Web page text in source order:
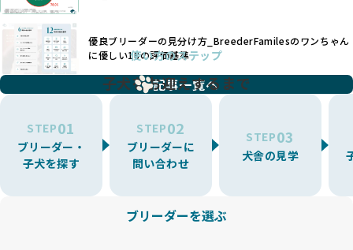
ング手法は、ワンちゃんの福祉を無視し、利益のみを追求す
るブリーダーによるものが多く、消費者にとっても深刻な課
題となっています。
BreederFamiliesでは、こうしたワンちゃんに優しくないブ
リーディングをなくすため、すべてのワンちゃんを家族のよ
うに大切に飼育・繁殖を行っている「優良ブリーダー」のみ
BreederFamiliesでは、アニマルウェルフェアを最優先に考
えた6つの絶対基準と12の総合基準を設定しています。これに
ことを徹底しています。
BreederFamiliesでは、以下の6項目を必須条件とし、これら
繁殖を行い、各犬種の特徴を熟知しています。これにより、
犬種ごとの健康管理や繁殖において質の高いケアを提供する
ことが可能です。
一方、営利優先ブリーダーは流行や需要に応じて扱う犬種を
増やす傾向があり、犬種ごとに異なる健康問題や適切な育成
環境を十分に考慮しない場合があります。こうしたブリーダ
たりストレスを抱えたりするリスクが高まります。
「少数の犬種に集中」の詳細はこちら
すが、無計画な交配には健康リスクが伴います。異なる犬種
の特徴を持つことで予測しにくい健康問題が発生する可能性
が高く、診断や治療も複雑化する場合があります。また、ミ
優良ブリーダーの見分け方_BreederFamilesのワンちゃん
に優しい18の評価基準
記事一覧へ
使い方のステップ
子犬をお迎えするまで
STEP01
ブリーダー・
子犬を探す
STEP02
ブリーダーに
問い合わせ
STEP03
犬舎の見学
ブリーダーを選ぶ